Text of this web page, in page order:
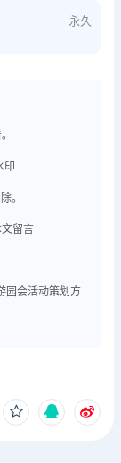
永久
印
。
留言
园会活动策划方